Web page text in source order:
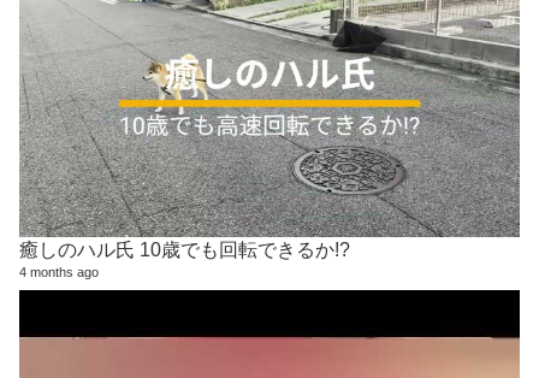
癒しのハル氏 10歳でも回転できるか!?
4 months ago